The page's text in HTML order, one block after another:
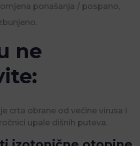
ponašanja / pospano,
ne
crta obrane od većine virusa i
upale dišnih puteva.